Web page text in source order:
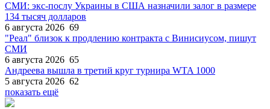
СМИ: экс-послу Украины в США назначили залог в размере
134 тысяч долларов
6 августа 2026 69
"Реал" близок к продлению контракта с Винисиусом, пишут
СМИ
6 августа 2026 65
Андреева вышла в третий круг турнира WTA 1000
5 августа 2026 62
показать ещё